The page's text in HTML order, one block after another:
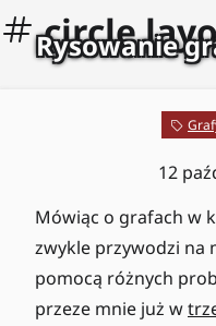
circle
Rysowanie
12
Mówiąc o grafach w
zwykle przywodzi na
pomocą różnych
przeze mnie już w